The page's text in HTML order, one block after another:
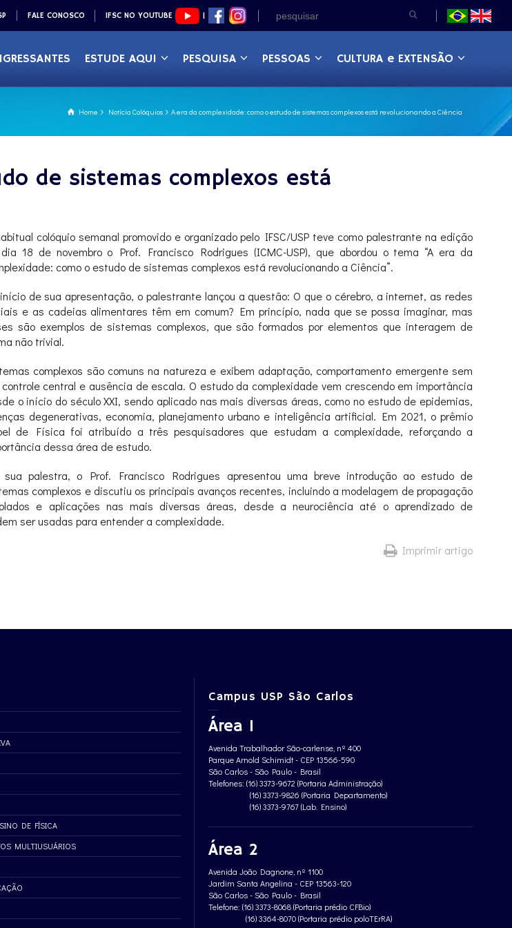
FALE CONOSCO IFSC NO YOUTUBE |
ESTUDE AQUI PESQUISA PESSOAS CULTURA e EXTENSÃO
Home Notícia Colóquios A era da complexidade: como o estudo de sistemas complexos está revolucionando a Ciência
de sistemas complexos está
colóquio semanal promovido e organizado pelo IFSC/USP teve como palestrante na edição
18 de novembro o Prof. Francisco Rodrigues (ICMC-USP), que abordou o tema “A era da
como o estudo de sistemas complexos está revolucionando a Ciência”.
de sua apresentação, o palestrante lançou a questão: O que o cérebro, a internet, as redes
e as cadeias alimentares têm em comum? Em princípio, nada que se possa imaginar, mas
são exemplos de sistemas complexos, que são formados por elementos que interagem de
não trivial.
complexos são comuns na natureza e exibem adaptação, comportamento emergente sem
central e ausência de escala. O estudo da complexidade vem crescendo em importância
o início do século XXI, sendo aplicado nas mais diversas áreas, como no estudo de epidemias,
degenerativas, economia, planejamento urbano e inteligência artificial. Em 2021, o prêmio
de Física foi atribuído a três pesquisadores que estudam a complexidade, reforçando a
dessa área de estudo.
sua palestra, o Prof. Francisco Rodrigues apresentou uma breve introdução ao estudo de
complexos e discutiu os principais avanços recentes, incluindo a modelagem de propagação
e aplicações nas mais diversas áreas, desde a neurociência até o aprendizado de
ser usadas para entender a complexidade.
Imprimir artigo
DE FÍSICA
MULTIUSUÁRIOS
Campus USP São Carlos
Área 1
Avenida Trabalhador São-carlense, nº 400
Parque Arnold Schimidt - CEP 13566-590
São Carlos - São Paulo - Brasil
Telefones: (16) 3373-9672 (Portaria Administração)
(16) 3373-9826 (Portaria Departamento)
(16) 3373-9767 (Lab. Ensino)
Área 2
Avenida João Dagnone, nº 1100
Jardim Santa Angelina - CEP 13563-120
São Carlos - São Paulo - Brasil
Telefone: (16) 3373-8068 (Portaria prédio CFBio)
(16) 3364-8070 (Portaria prédio poloTErRA)